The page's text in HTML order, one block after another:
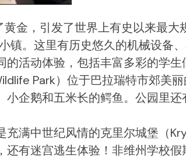
黄金，引发了世界上有史以来最
镇。这里有历史悠久的机械设备
活动体验，包括丰富多彩的学
Park）位于巴拉瑞特市郊美
小企鹅和五米长的鳄鱼。公园里
充满中世纪风情的克里尔城堡（
有迷宫逃生体验！非维州学校